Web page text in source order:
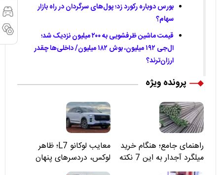
بورس دوباره رکورد زد؛ پول‌های سرگردان در راه بازار
سهام؟
قیمت ماشین ظرفشویی به ۲۰۰ میلیون نزدیک شد؛
ال‌جی ۱۹۲ میلیون، بوش ۱۸۲ میلیون/ داخلی‌ها چقدر
ارزان‌ترند؟
پرونده ویژه
راهنمای جامع؛ هنگام خرید
میلگرد آجدار به این 7 نکته
توجه کنید
معایب لوکانو L7؛ ظاهر
لوکس، دردسرهای پنهان